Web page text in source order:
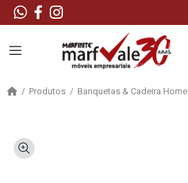
Produtos Banquetas & Cadeira Home